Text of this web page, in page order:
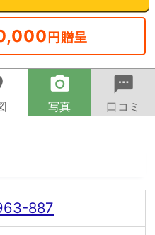
円贈呈
camera_alt
写真
sms
口コミ
887